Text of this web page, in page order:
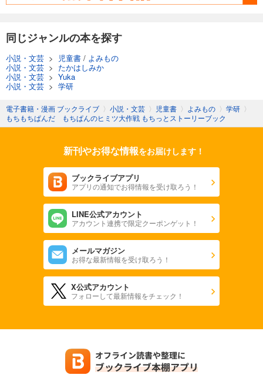
同じジャンルの本を探す
小説・文芸 > 児童書 / よみもの
小説・文芸 > たかはしみか
小説・文芸 > Yuka
小説・文芸 > 学研
電子書籍・漫画 ブックライブ 〉 小説・文芸 〉 児童書 〉 よみもの 〉 学研 〉
もちもちぱんだ もちぱんのヒミツ大作戦 もちっとストーリーブック
新刊やお得な情報をお届けします！
ブックライブアプリ
アプリの通知でお得情報を受け取ろう！
LINE公式アカウント
アカウント連携で限定クーポンゲット！
メールマガジン
お得な最新情報を受け取ろう！
X公式アカウント
フォローして最新情報をチェック！